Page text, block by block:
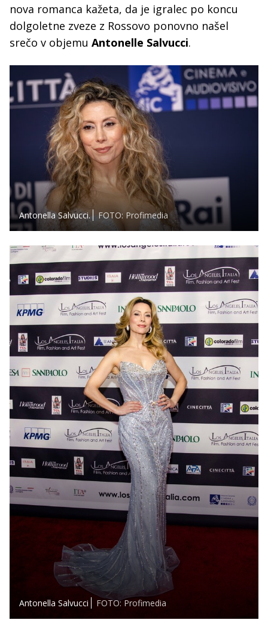
nova romanca kažeta, da je igralec po koncu
dolgoletne zveze z Rossovo ponovno našel
srečo v objemu Antonelle Salvucci.
Antonella Salvucci. FOTO: Profimedia
Antonella Salvucci FOTO: Profimedia